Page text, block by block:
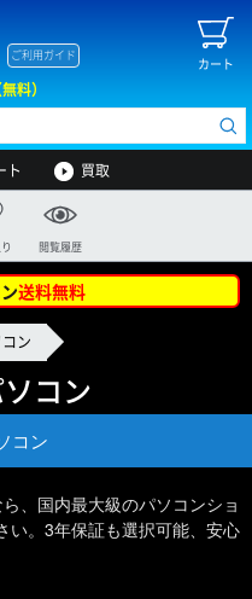
カート
ご利用ガイド
料）
ト 買取
閲覧履歴
送料無料
ン
コン
コン
、国内最大級のパソコンショ
い。3年保証も選択可能、安心